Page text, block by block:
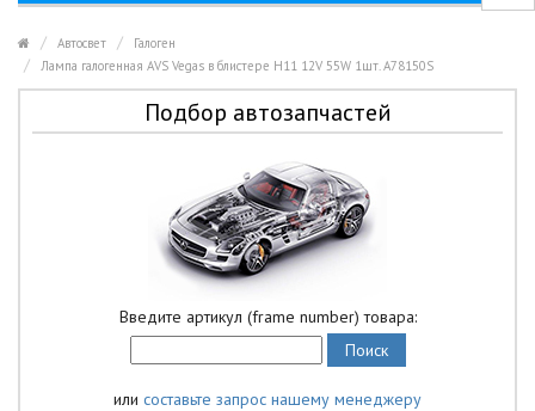
Автосвет
Галоген
Лампа галогенная AVS Vegas в блистере H11 12V 55W 1шт. A78150S
Подбор автозапчастей
Введите артикул (frame number) товара:
или составьте запрос нашему менеджеру